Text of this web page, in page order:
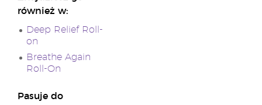
również w:
Deep Relief Roll-
on
Breathe Again
Roll-On
Pasuje do